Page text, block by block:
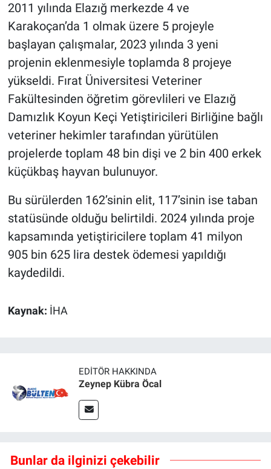
2011 yılında Elazığ merkezde 4 ve
Karakoçan’da 1 olmak üzere 5 projeyle
başlayan çalışmalar, 2023 yılında 3 yeni
projenin eklenmesiyle toplamda 8 projeye
yükseldi. Fırat Üniversitesi Veteriner
Fakültesinden öğretim görevlileri ve Elazığ
Damızlık Koyun Keçi Yetiştiricileri Birliğine bağlı
veteriner hekimler tarafından yürütülen
projelerde toplam 48 bin dişi ve 2 bin 400 erkek
küçükbaş hayvan bulunuyor.
Bu sürülerden 162’sinin elit, 117’sinin ise taban
statüsünde olduğu belirtildi. 2024 yılında proje
kapsamında yetiştiricilere toplam 41 milyon
905 bin 625 lira destek ödemesi yapıldığı
kaydedildi.
Kaynak: İHA
EDITÖR HAKKINDA
Zeynep Kübra Öcal
Bunlar da ilginizi çekebilir